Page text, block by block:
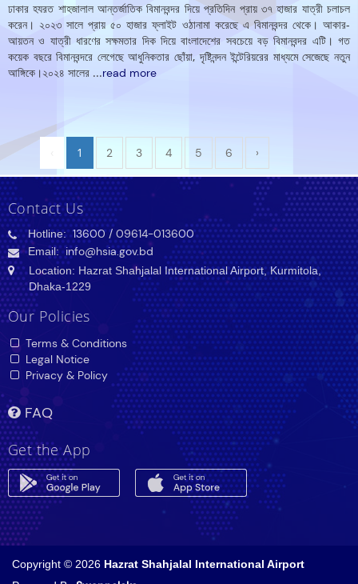
ঢাকার হযরত শাহজালাল আন্তর্জাতিক বিমানবন্দর দিয়ে প্রতিদিন প্রায় ৩৭ হাজার যাত্রী চলাচল
করেন। ২০২৩ সালে প্রায় ৫০ হাজার ফ্লাইট ওঠানামা করেছে এ বিমানবন্দর থেকে। আকার-
আয়তন ও যাত্রী ধারণের সক্ষমতার দিক দিয়ে বাংলাদেশের সবচেয়ে বড় বিমানবন্দর এটি। গত
কয়েক বছরে বিমানবন্দরে লেগেছে আধুনিকতার ছোঁয়া, দৃষ্টিনন্দন ইন্টেরিয়রের মাধ্যমে সেজেছে নতুন
আঙ্গিকে।২০২৪ সালের ...read more
1 2 3 4 5 6 ›
Contact Us
Hotline:13600 / 09614-013600
Email:info@hsia.gov.bd
Location: Hazrat Shahjalal International Airport, Kurmitola,
Dhaka-1229
Our Policies
Terms & Conditions
Legal Notice
Privacy & Policy
FAQ
Get the App
Copyright © 2026 Hazrat Shahjalal International Airport